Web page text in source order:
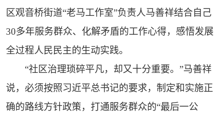
区观音桥街道“老马工作室”负责人马善祥结合自己
30多年服务群众、化解矛盾的工作心得，感悟发展
全过程人民民主的生动实践。
“社区治理琐碎平凡，却又十分重要。”马善祥
说，必须按照习近平总书记的要求，制定和实施正
确的路线方针政策，打通服务群众的“最后一公